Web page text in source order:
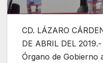
CD. LÁZARO
DE ABRIL DEL
Órgano de Gobierno